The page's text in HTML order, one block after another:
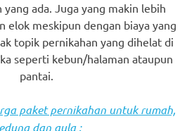
ada. Juga yang makin lebih
elok meskipun dengan biaya yang
topik pernikahan yang dihelat di
seperti kebun/halaman ataupun
pantai.
paket pernikahan untuk rumah,
dan aula :